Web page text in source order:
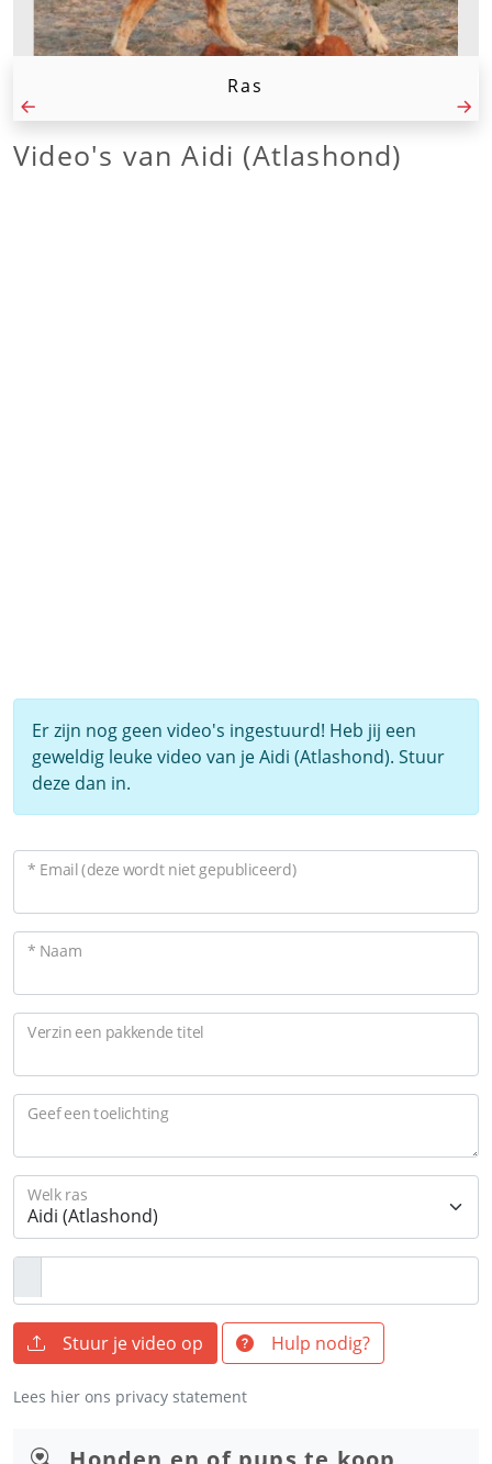
Ras
Video's vanAidi (Atlashond)
Er zijn nog geen video's ingestuurd! Heb jij een
geweldig leuke video van je Aidi (Atlashond). Stuur
deze dan in.
* Email (deze wordt niet gepubliceerd)
* Naam
Verzin een pakkende titel
Geef een toelichting
Welk ras
Stuur je video op Hulp nodig?
Lees hier ons privacy statement